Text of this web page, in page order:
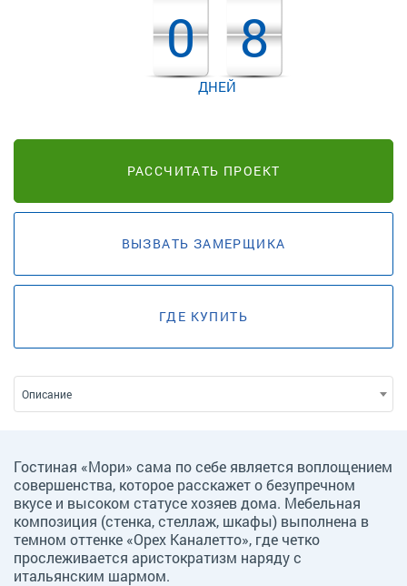
0 8
ДНЕЙ
РАССЧИТАТЬ ПРОЕКТ
ВЫЗВАТЬ ЗАМЕРЩИКА
ГДЕ КУПИТЬ
Описание
Гостиная «Мори» сама по себе является воплощением
совершенства, которое расскажет о безупречном
вкусе и высоком статусе хозяев дома. Мебельная
композиция (стенка, стеллаж, шкафы) выполнена в
темном оттенке «Орех Каналетто», где четко
прослеживается аристократизм наряду с
итальянским шармом.